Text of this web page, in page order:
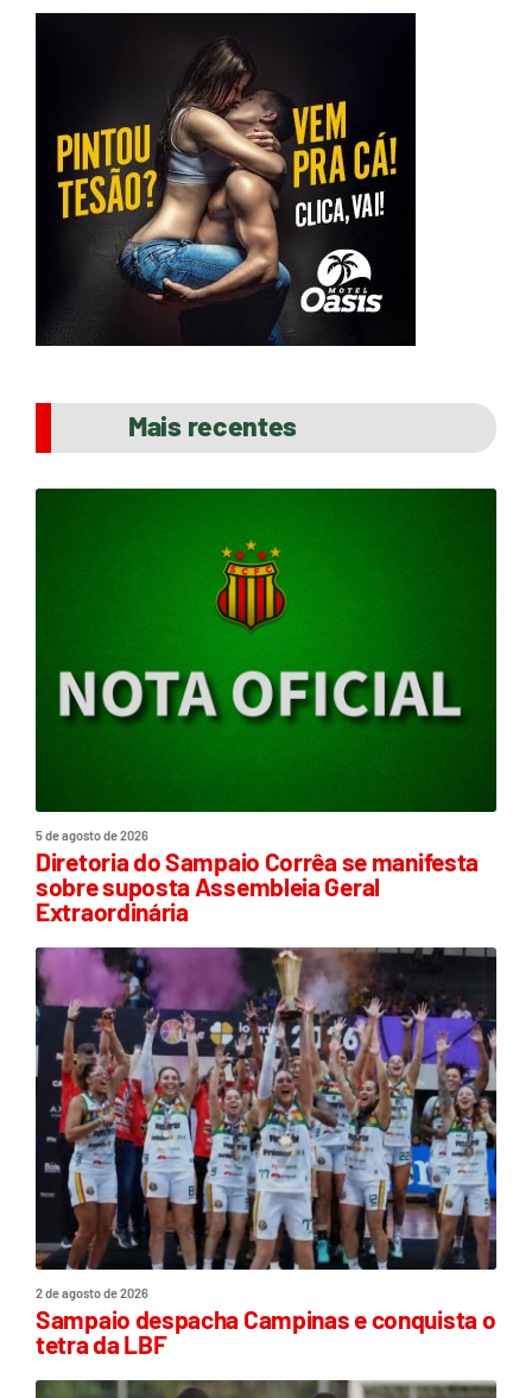
Mais recentes
5 de agosto de 2026
Diretoria do Sampaio Corrêa se manifesta
sobre suposta Assembleia Geral
Extraordinária
2 de agosto de 2026
Sampaio despacha Campinas e conquista o
tetra da LBF